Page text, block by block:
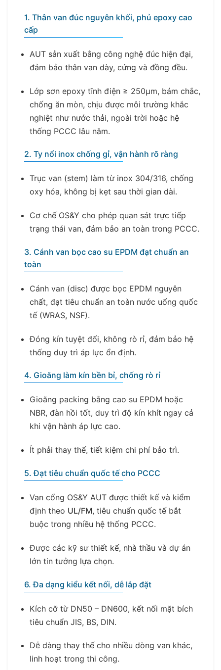
1. Thân van đúc nguyên khối, phủ epoxy cao
cấp
AUT sản xuất bằng công nghệ đúc hiện đại,
đảm bảo thân van dày, cứng và đồng đều.
Lớp sơn epoxy tĩnh điện ≥ 250µm, bám chắc,
chống ăn mòn, chịu được môi trường khắc
nghiệt như nước thải, ngoài trời hoặc hệ
thống PCCC lâu năm.
2. Ty nổi inox chống gỉ, vận hành rõ ràng
Trục van (stem) làm từ inox 304/316, chống
oxy hóa, không bị kẹt sau thời gian dài.
Cơ chế OS&Y cho phép quan sát trực tiếp
trạng thái van, đảm bảo an toàn trong PCCC.
3. Cánh van bọc cao su EPDM đạt chuẩn an
toàn
Cánh van (disc) được bọc EPDM nguyên
chất, đạt tiêu chuẩn an toàn nước uống quốc
tế (WRAS, NSF).
Đóng kín tuyệt đối, không rò rỉ, đảm bảo hệ
thống duy trì áp lực ổn định.
4. Gioăng làm kín bền bỉ, chống rò rỉ
Gioăng packing bằng cao su EPDM hoặc
NBR, đàn hồi tốt, duy trì độ kín khít ngay cả
khi vận hành áp lực cao.
Ít phải thay thế, tiết kiệm chi phí bảo trì.
5. Đạt tiêu chuẩn quốc tế cho PCCC
Van cổng OS&Y AUT được thiết kế và kiểm
định theo UL/FM, tiêu chuẩn quốc tế bắt
buộc trong nhiều hệ thống PCCC.
Được các kỹ sư thiết kế, nhà thầu và dự án
lớn tin tưởng lựa chọn.
6. Đa dạng kiểu kết nối, dễ lắp đặt
Kích cỡ từ DN50 – DN600, kết nối mặt bích
tiêu chuẩn JIS, BS, DIN.
Dễ dàng thay thế cho nhiều dòng van khác,
linh hoạt trong thi công.